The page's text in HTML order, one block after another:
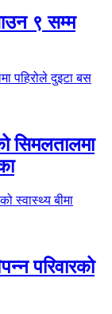
९ सम्म
सिमलतालमा
परिवारको